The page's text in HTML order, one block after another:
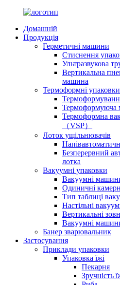
Домашній
Продукція
Герметичні машини
Стиснення
Ультразвукова
Вертикальна
машина
Термоформні
Термоформуюча
Термоформна
（VSP）
Лоток ущільнювачів
Безперервний
лотка
Вакуумні упаковки
Вакуумні
Одиничні
Тип таблиці
Настільні
Вертикальні
Вакуумні
Банер зварювальник
Застосування
Приклади упаковки
Упаковка їжі
Пекарня
Зручність